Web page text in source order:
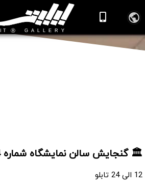
سالن نمایشگاه شماره 1004
🏛️ گنجایش سالن نمایشگاه شماره 1004 :
12 الی 24 تابلو